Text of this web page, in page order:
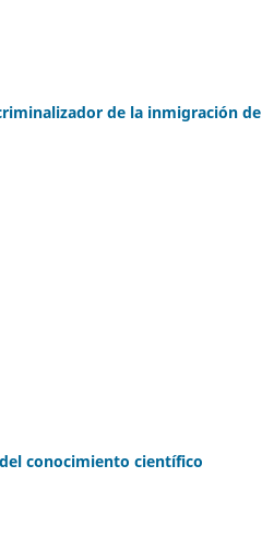
de la inmigración de
conocimiento científico